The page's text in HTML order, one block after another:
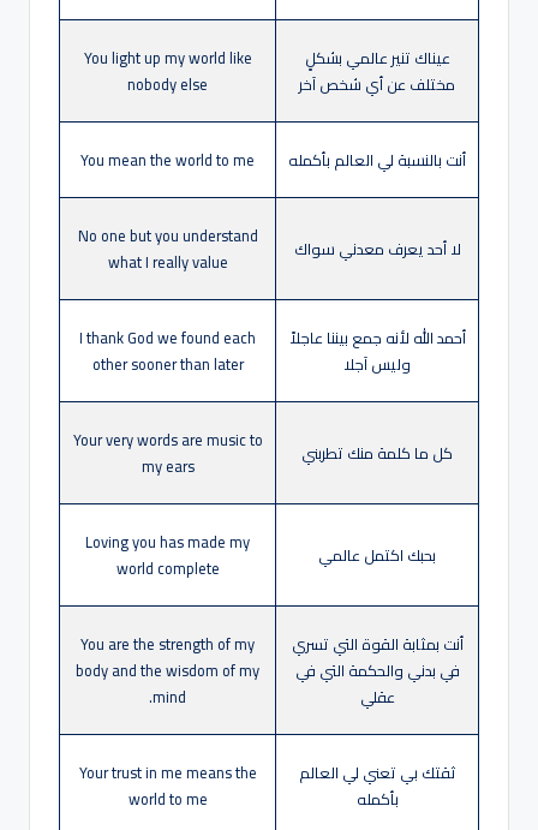
عيناك تنير عالمي بشكلٍ
مختلف عن أي شخص آخر
You light up my world like
nobody else
أنت بالنسبة لي العالم بأكمله You mean the world to me
لا أحد يعرف معدني سواك
No one but you understand
what I really value
أحمد الله لأنه جمع بيننا عاجلاً
وليس آجلا
I thank God we found each
other sooner than later
كل ما كلمة منك تطربني
Your very words are music to
my ears
بحبك اكتمل عالمي
Loving you has made my
world complete
أنت بمثابة القوة التي تسري
في بدني والحكمة التي في
عقلي
You are the strength of my
body and the wisdom of my
mind.
ثقتك بي تعني لي العالم
بأكمله
Your trust in me means the
world to me